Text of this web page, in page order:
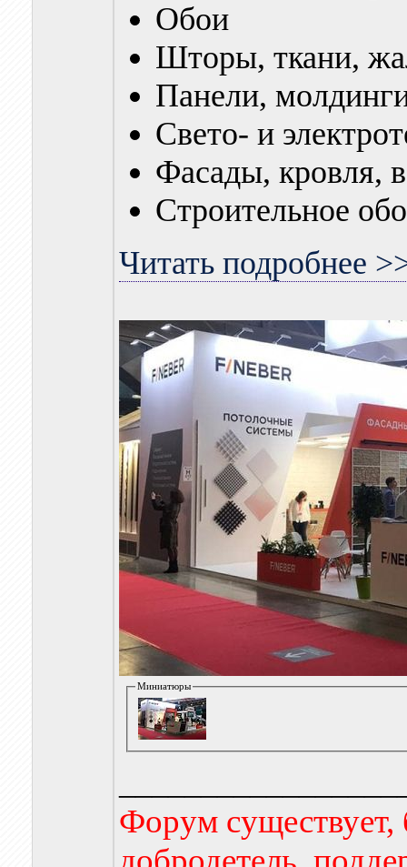
Обои
Шторы, ткани,
Панели,
Свето- и
Фасады, кровля,
Строительное
Читать подробнее
Миниатюры
Форум существует,